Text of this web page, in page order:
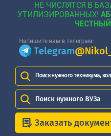
НЕ ЧИСЛЯТСЯ В
УТИЛИЗИРОВАННЫХ!
Напишите нам в телеграм:
Telegram
Поиск нужного техникума,
Поиск нужного ВУЗа
Заказать